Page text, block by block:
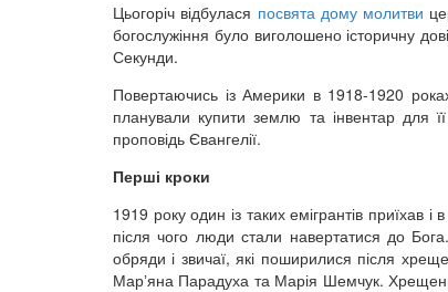
Цьогоріч відбулася посвята дому молитви
богослужіння було виголошено історичну
Секунди.
Повертаючись із Америки в 1918-1920
планували купити землю та інвентар для
проповідь Євангелії.
Перші кроки
1919 року один із таких емігрантів приїхав
після чого люди стали навертатися до
обряди і звичаї, які поширилися після
Марʼяна Парадуха та Марія Шемчук.